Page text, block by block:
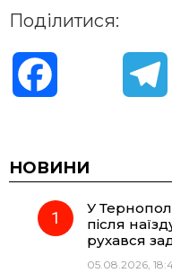
Поділитися:
c
e
НОВИНИ
У
після
рухався
05.08.2026,